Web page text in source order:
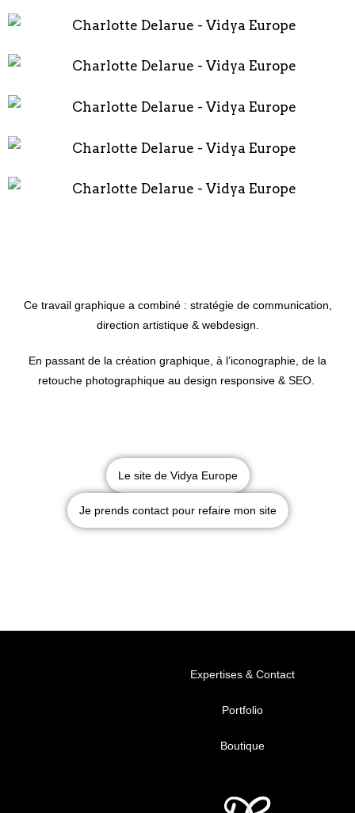
Ce travail graphique a combiné : stratégie de communication,
direction artistique & webdesign.
En passant de la création graphique, à l’iconographie, de la
retouche photographique au design responsive & SEO.
Le site de Vidya Europe
Je prends contact pour refaire mon site
Expertises & Contact
Portfolio
Boutique